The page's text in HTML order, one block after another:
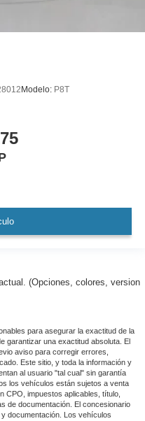
Modelo: P8T
(Opciones, colores, version
para asegurar la exactitud de la
garantizar una exactitud absoluta. El
aviso para corregir errores,
Este sitio, y toda la información y
al usuario "tal cual" sin garantía
los vehículos están sujetos a venta
CPO, impuestos aplicables, título,
de documentación. El concesionario
documentación. Los vehículos